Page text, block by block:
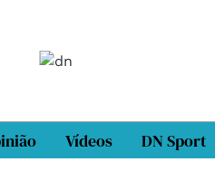
Vídeos DN Sport